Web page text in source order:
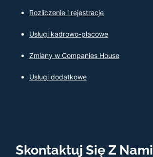
Rozliczenie i rejestracje
Usługi kadrowo-płacowe
Zmiany w Companies House
Usługi dodatkowe
Skontaktuj Się Z Nami